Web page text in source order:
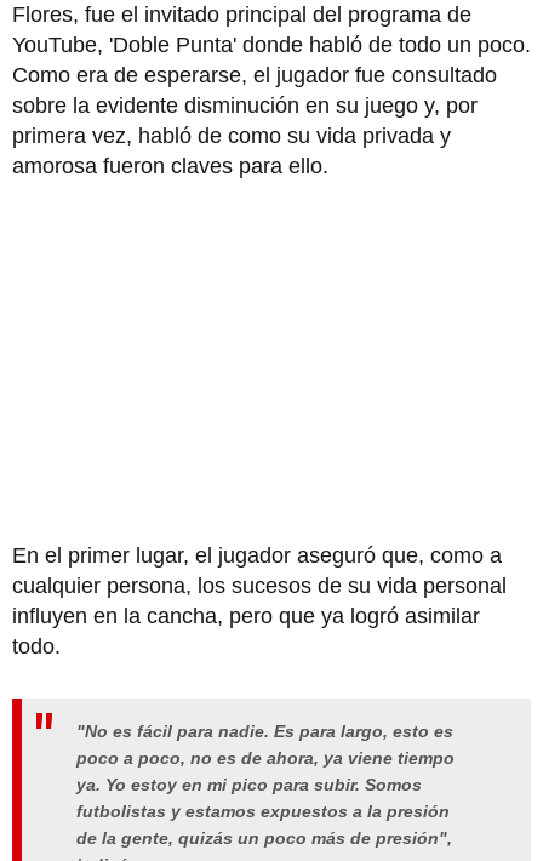
Flores, fue el invitado principal del programa de
YouTube, 'Doble Punta' donde habló de todo un poco.
Como era de esperarse, el jugador fue consultado
sobre la evidente disminución en su juego y, por
primera vez, habló de como su vida privada y
amorosa fueron claves para ello.
En el primer lugar, el jugador aseguró que, como a
cualquier persona, los sucesos de su vida personal
influyen en la cancha, pero que ya logró asimilar
todo.
"No es fácil para nadie. Es para largo, esto es
poco a poco, no es de ahora, ya viene tiempo
ya. Yo estoy en mi pico para subir. Somos
futbolistas y estamos expuestos a la presión
de la gente, quizás un poco más de presión",